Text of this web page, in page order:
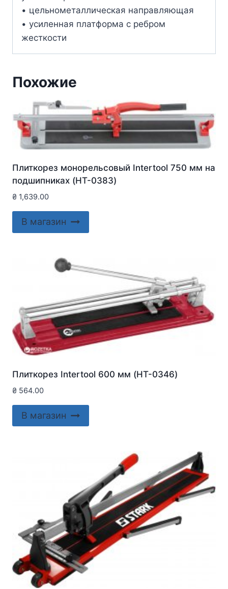
• цельнометаллическая направляющая
• усиленная платформа с ребром
жесткости
Похожие
Плиткорез монорельсовый Intertool 750 мм на
подшипниках (HT-0383)
₴ 1,639.00
В магазин
Плиткорез Intertool 600 мм (HT-0346)
₴ 564.00
В магазин